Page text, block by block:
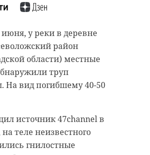
июня, у реки в деревне
район
области) местные
труп
вид погибшему 40-50
источник 47channel в
теле неизвестного
гнилостные